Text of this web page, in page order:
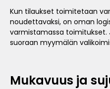
Kun tilaukset toimitetaan
noudettavaksi, on oman
varmistamassa toimitukset.
suoraan myymälän
Mukavuus ja